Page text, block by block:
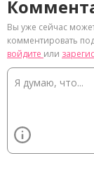
Вы уже сейчас
комментировать
войдите или